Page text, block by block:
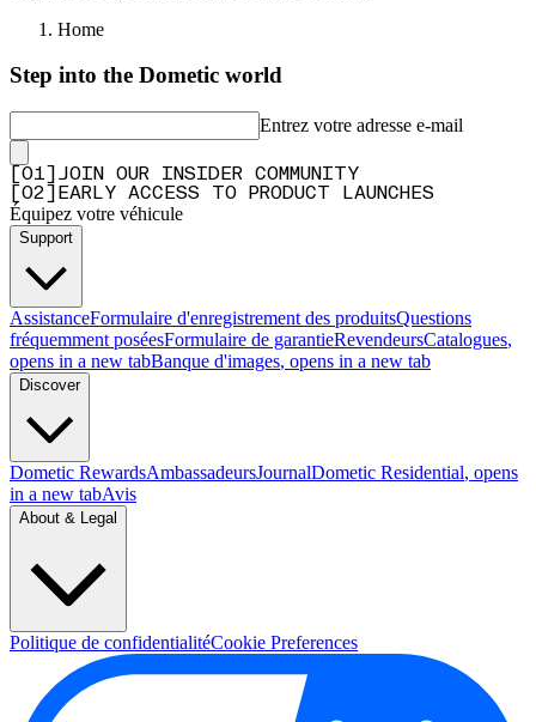
Home
Step into the Dometic world
Entrez votre adresse e-mail
01
JOIN OUR INSIDER COMMUNITY
02 EARLY ACCESS TO PRODUCT LAUNCHES
Équipez votre véhicule
Support
AssistanceFormulaire d'enregistrement des produitsQuestions
fréquemment poséesFormulaire de garantieRevendeursCatalogues,
opens in a new tabBanque d'images, opens in a new tab
Discover
Dometic RewardsAmbassadeursJournalDometic Residential, opens
in a new tabAvis
About & Legal
Politique de confidentialitéCookie Preferences